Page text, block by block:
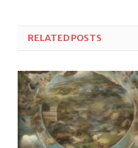
RELATEDPOSTS